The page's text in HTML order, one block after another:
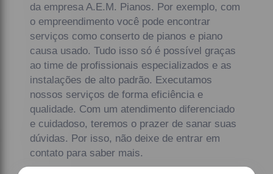
da empresa A.E.M. Pianos. Por exemplo, com
o empreendimento você pode encontrar
serviços como conserto de pianos e piano
causa usado. Tudo isso só é possível graças
ao time de profissionais especializados e as
instalações de alto padrão. Executamos
nossos serviços de forma eficiência e
qualidade. Com um atendimento diferenciado
e cuidadoso, teremos o prazer de sanar suas
dúvidas. Por isso, não deixe de entrar em
contato para saber mais.